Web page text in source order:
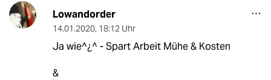
Lowandorder
14.01.2020, 18:12 Uhr
Ja wie^¿^ - Spart Arbeit Mühe & Kosten
&